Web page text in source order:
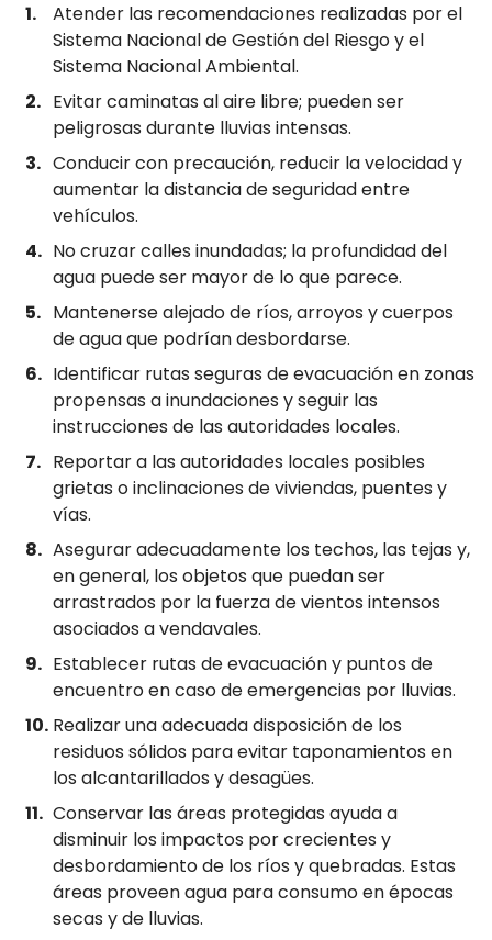
Atender las recomendaciones realizadas por el
Sistema Nacional de Gestión del Riesgo y el
Sistema Nacional Ambiental.
Evitar caminatas al aire libre; pueden ser
peligrosas durante lluvias intensas.
Conducir con precaución, reducir la velocidad y
aumentar la distancia de seguridad entre
vehículos.
No cruzar calles inundadas; la profundidad del
agua puede ser mayor de lo que parece.
Mantenerse alejado de ríos, arroyos y cuerpos
de agua que podrían desbordarse.
Identificar rutas seguras de evacuación en zonas
propensas a inundaciones y seguir las
instrucciones de las autoridades locales.
Reportar a las autoridades locales posibles
grietas o inclinaciones de viviendas, puentes y
vías.
Asegurar adecuadamente los techos, las tejas y,
en general, los objetos que puedan ser
arrastrados por la fuerza de vientos intensos
asociados a vendavales.
Establecer rutas de evacuación y puntos de
encuentro en caso de emergencias por lluvias.
Realizar una adecuada disposición de los
residuos sólidos para evitar taponamientos en
los alcantarillados y desagües.
Conservar las áreas protegidas ayuda a
disminuir los impactos por crecientes y
desbordamiento de los ríos y quebradas. Estas
áreas proveen agua para consumo en épocas
secas y de lluvias.